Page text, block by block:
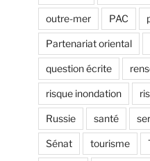
outre-mer PAC
Partenariat oriental
question écrite
risque inondation
Russie santé
Sénat tourisme